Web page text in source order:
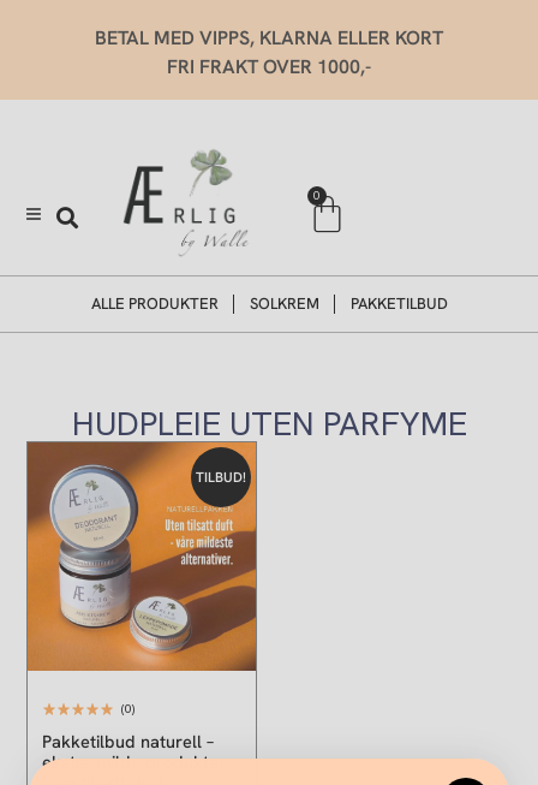
innholdet
BETAL MED VIPPS, KLARNA ELLER KORT
FRI FRAKT OVER 1000,-
0
Handlekurv
ALLE PRODUKTER SOLKREM PAKKETILBUD
HUDPLEIE UTEN PARFYME
TILBUD!
(0)
Pakketilbud naturell –
ekstra milde produkter
Opprinnelig
pris
var:
kr 845,00.
Nåværende
pris
er:
kr 760,00.